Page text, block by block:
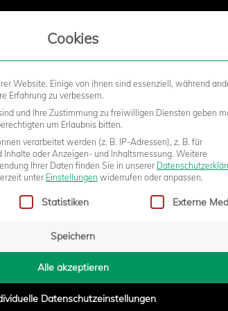
BUSINESS KIDS
FÜR MEHRERE
Cookies
Website. Einige von ihnen sind essenziell, während
Erfahrung zu verbessern.
und Ihre Zustimmung zu freiwilligen Diensten geben
um Erlaubnis bitten.
verarbeitet werden (z. B. IP-Adressen), z. B. für
Inhalte oder Anzeigen- und Inhaltsmessung. Weitere
Ihrer Daten finden Sie in unserer
unter Einstellungen widerrufen oder anpassen.
Gruppen, für die eine Einwilligung erteilt
Statistiken Externe
Speichern
Alle akzeptieren
Datenschutzeinstellungen